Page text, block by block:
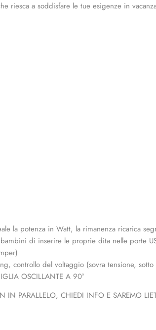
riesca a soddisfare le tue esigenze in
potenza in Watt, la rimanenza ricarica
di inserire le proprie dita nelle porte
controllo del voltaggio (sovra tensione,
OSCILLANTE A 90°
IN PARALLELO, CHIEDI INFO E SAREMO